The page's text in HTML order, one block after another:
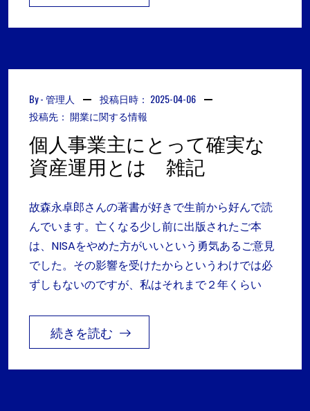
By -管理人 投稿日時： 2025-04-06
投稿先： 開業に関する情報
個人事業主にとって確実な
資産運用とは 雑記
故森永卓郎さんの著書が好きで生前から好んで読
んでいます。亡くなる少し前に出版されたご本
は、NISAをやめた方がいいという勇気あるご意見
でした。その影響を受けたからというわけでは必
ずしもないのですが、私はそれまで２年くらい
続きを読む